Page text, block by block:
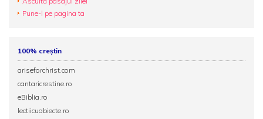
Pune-l pe pagina ta
100% creștin
ariseforchrist.com
cantaricrestine.ro
eBiblia.ro
lectiicuobiecte.ro